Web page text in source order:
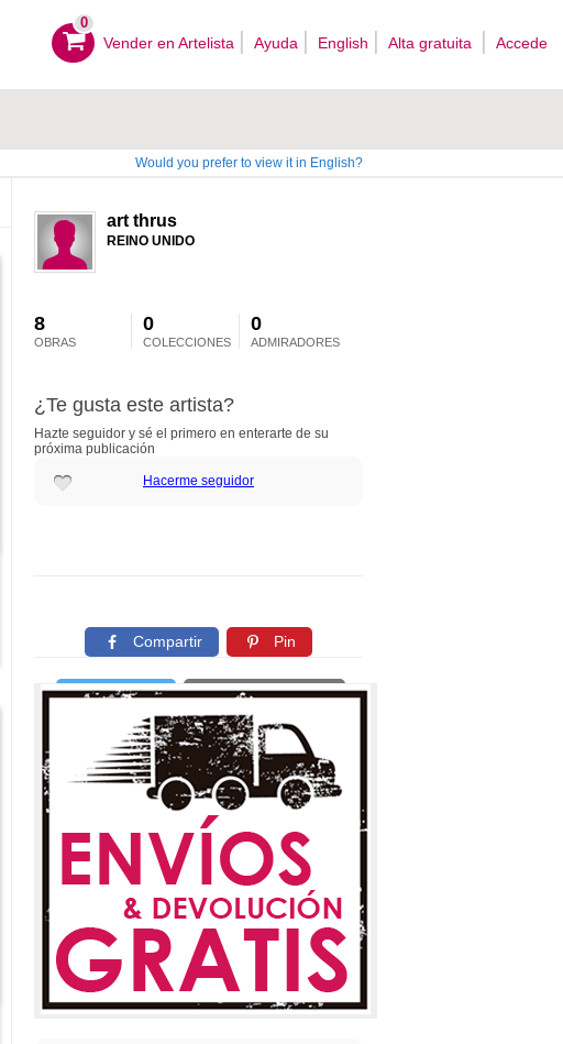
0
Vender en Artelista Ayuda English Alta gratuita Accede
Would you prefer to view it in English?
art thrus
REINO UNIDO
8
OBRAS
0
COLECCIONES
0
ADMIRADORES
¿Te gusta este artista?
Hazte seguidor y sé el primero en enterarte de su
próxima publicación
Hacerme seguidor
Compartir Pin
Twittear Copiar enlace